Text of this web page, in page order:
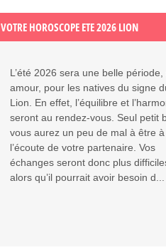
VOTRE HOROSCOPE ETE 2026 LION
L’été 2026 sera une belle période,
amour, pour les natives du signe
Lion. En effet, l’équilibre et
seront au rendez-vous. Seul petit
vous aurez un peu de mal à être à
l’écoute de votre partenaire. Vos
échanges seront donc plus
alors qu’il pourrait avoir besoin d...